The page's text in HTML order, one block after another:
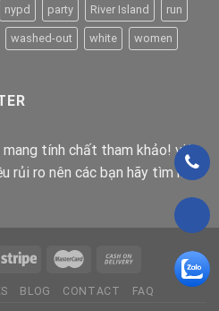
nypd party River Island run
washed-out white women
tính chất tham khảo! việc
rủi ro nên các bạn hãy tìm hiểu
BLOG CONTACT FAQ